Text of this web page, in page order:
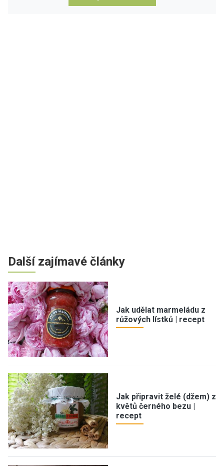
Další zajímavé články
Jak udělat marmeládu z
růžových lístků | recept
Jak připravit želé (džem) z
květů černého bezu |
recept